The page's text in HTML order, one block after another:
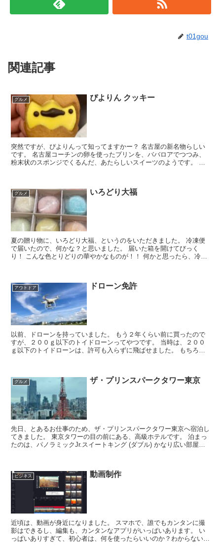
t01gou
関連記事
グルメ ぴよりん クッキー
突然ですが、ぴよりんって知ってますかー？ 名古屋の新名物らしい
です。 名古屋コーチンの卵を使ったプリンを、ババロアでつつみ、
粉末状のスポンジでくるんだ、あたらしいスイーツのようです。 愛
グルメ いろどり大福
夏の贈り物に、いろどり大福、というのをいただきました。 冷凍便
で届いたので、何かな？と思いました。 届いた箱を開けてびっく
り！ こんな色とりどりの華やかなものが！！ 何かと思ったら、冷凍
アウトドア ドローン免許
以前、ドローンを持っていました。 もう２年くらい前に買ったので
すが、２００ｇ以下のトイドローンってやつです。 当時は、２００
ｇ以下のトイドローンは、許可も入らずに飛ばせました。 もちろん
グルメ ザ・プリンスパークタワー東京
先日、とあるお仕事のため、ザ・プリンスパークタワー東京へ宿泊し
てきました。 東京タワーの目の前にある、高級ホテルです。 泊まっ
たのは、パノラミックJr.スイートキング (ダブル) かなり広い部屋
ビジネス 動画制作
近頃は、動画が身近になりました。 スマホで、誰でもカンタンに撮
影はできるし、編集も、カンタンなアプリがいっぱいあります。 い
っぱいありすぎて、初心者は、何を使ったらいいのか？わからないく